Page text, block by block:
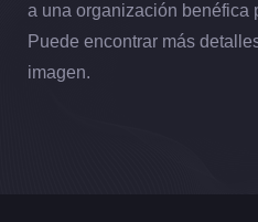
a una organización benéfica
Puede encontrar más
imagen.